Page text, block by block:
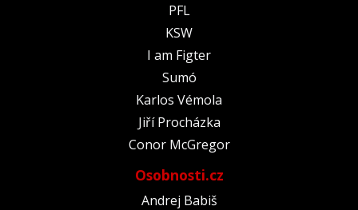
PFL
KSW
I am Figter
Sumó
Karlos Vémola
Jiří Procházka
Conor McGregor
Osobnosti.cz
Andrej Babiš